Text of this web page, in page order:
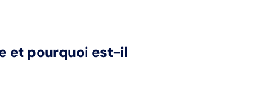
et pourquoi est-il